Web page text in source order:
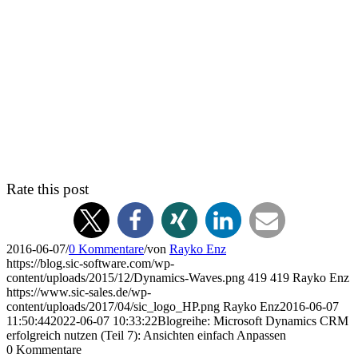
Rate this post
2016-06-07/0 Kommentare/von Rayko Enz
https://blog.sic-software.com/wp-
content/uploads/2015/12/Dynamics-Waves.png 419 419 Rayko Enz
https://www.sic-sales.de/wp-
content/uploads/2017/04/sic_logo_HP.png Rayko Enz2016-06-07
11:50:442022-06-07 10:33:22Blogreihe: Microsoft Dynamics CRM
erfolgreich nutzen (Teil 7): Ansichten einfach Anpassen
0 Kommentare